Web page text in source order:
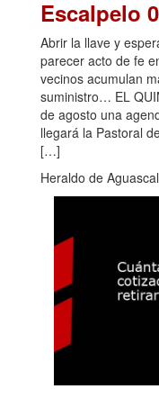
Escalpelo
Abrir la llave y
parecer acto de fe
vecinos acumulan
suministro… EL
de agosto una
llegará la Pastoral
[…]
Heraldo de